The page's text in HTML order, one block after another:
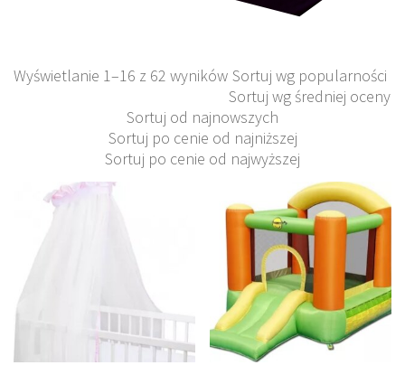
Wyświetlanie 1–16 z 62 wyników Sortuj wg popularności
Sortuj wg średniej oceny
Sortuj od najnowszych
Sortuj po cenie od najniższej
Sortuj po cenie od najwyższej